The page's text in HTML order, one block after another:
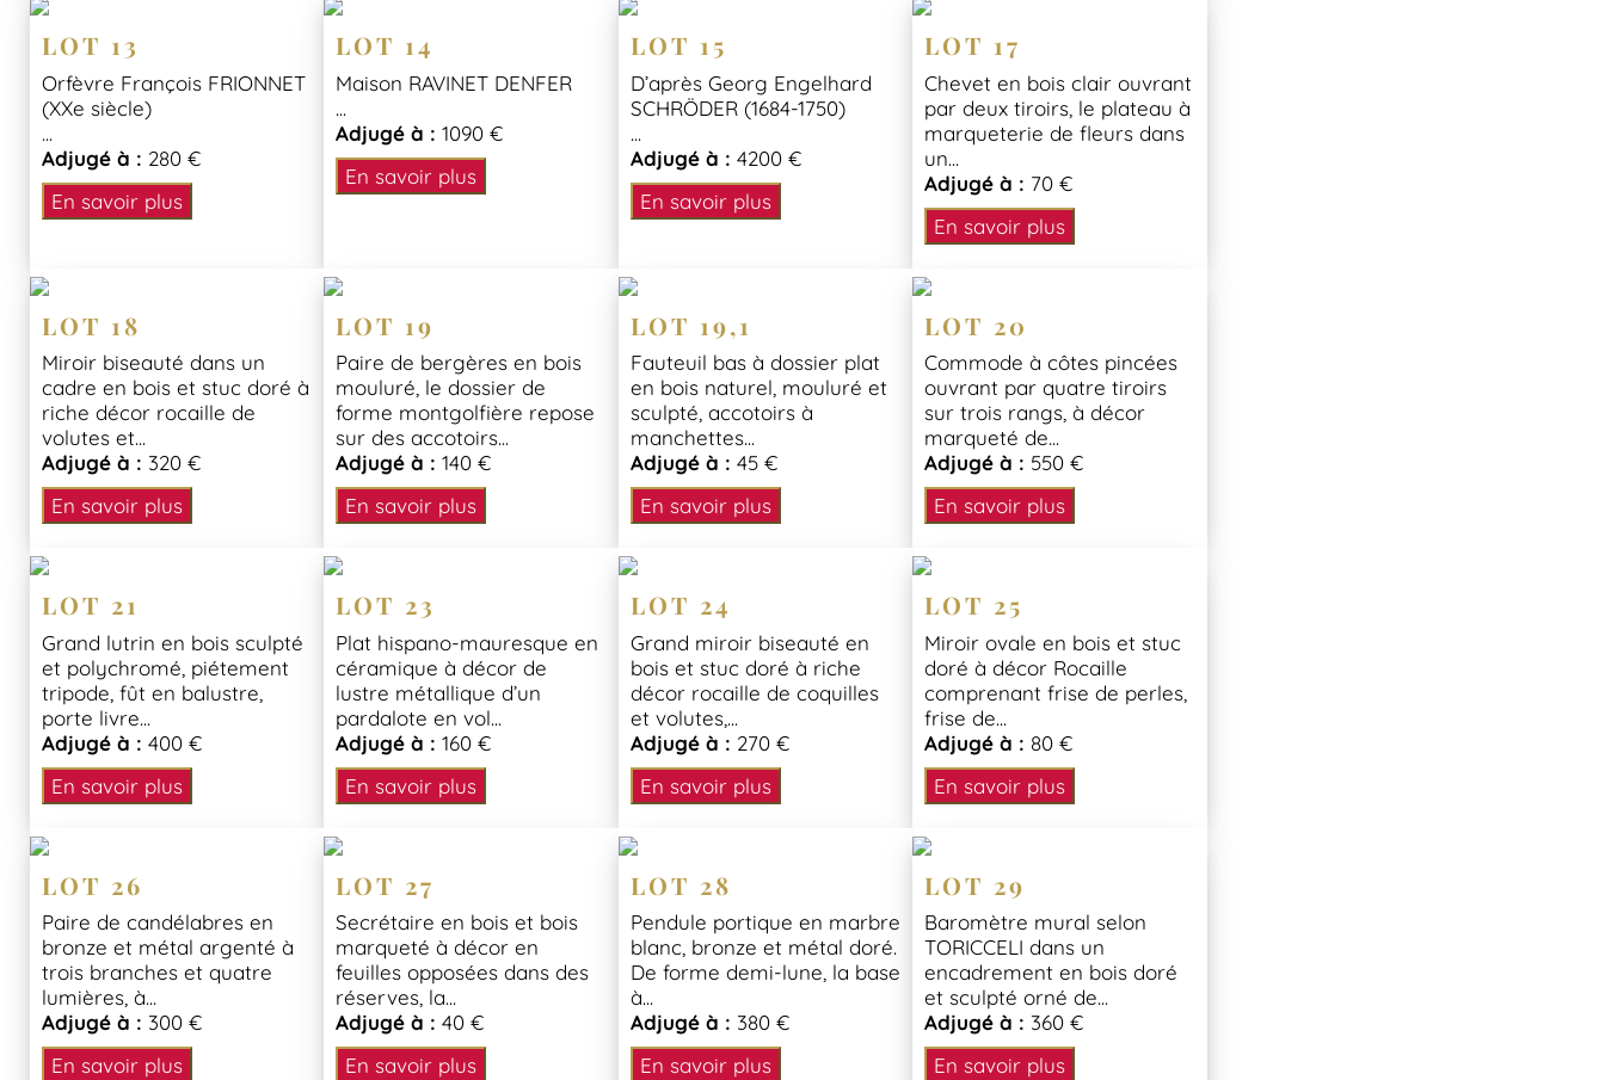
LOT 13
Orfèvre François FRIONNET
(XXe siècle)
...
Adjugé à : 280 €
En savoir plus
LOT 14
Maison RAVINET DENFER
...
Adjugé à :1090 €
En savoir plus
LOT 15
D’après Georg Engelhard
SCHRÖDER (1684-1750)
...
Adjugé à : 4200 €
En savoir plus
LOT 17
Chevet en bois clair ouvrant
par deux tiroirs, le plateau à
marqueterie de fleurs dans
un...
Adjugé à : 70 €
En savoir plus
LOT 18
Miroir biseauté dans un
cadre en bois et stuc doré à
riche décor rocaille de
volutes et...
Adjugé à : 320 €
En savoir plus
LOT 19
Paire de bergères en bois
mouluré, le dossier de
forme montgolfière repose
sur des accotoirs...
Adjugé à :140 €
En savoir plus
LOT 19,1
Fauteuil bas à dossier plat
en bois naturel, mouluré et
sculpté, accotoirs à
manchettes...
Adjugé à : 45 €
En savoir plus
LOT 20
Commode à côtes pincées
ouvrant par quatre tiroirs
sur trois rangs, à décor
marqueté de...
Adjugé à : 550 €
En savoir plus
LOT 21
Grand lutrin en bois sculpté
et polychromé, piétement
tripode, fût en balustre,
porte livre...
Adjugé à : 400 €
En savoir plus
LOT 23
Plat hispano-mauresque en
céramique à décor de
lustre métallique d’un
pardalote en vol...
Adjugé à :160 €
En savoir plus
LOT 24
Grand miroir biseauté en
bois et stuc doré à riche
décor rocaille de coquilles
et volutes,...
Adjugé à : 270 €
En savoir plus
LOT 25
Miroir ovale en bois et stuc
doré à décor Rocaille
comprenant frise de perles,
frise de...
Adjugé à : 80 €
En savoir plus
LOT 26
Paire de candélabres en
bronze et métal argenté à
trois branches et quatre
lumières, à...
Adjugé à : 300 €
En savoir plus
LOT 27
Secrétaire en bois et bois
marqueté à décor en
feuilles opposées dans des
réserves, la...
Adjugé à :40 €
En savoir plus
LOT 28
Pendule portique en marbre
blanc, bronze et métal doré.
De forme demi-lune, la base
à...
Adjugé à : 380 €
En savoir plus
LOT 29
Baromètre mural selon
TORICCELI dans un
encadrement en bois doré
et sculpté orné de...
Adjugé à : 360 €
En savoir plus